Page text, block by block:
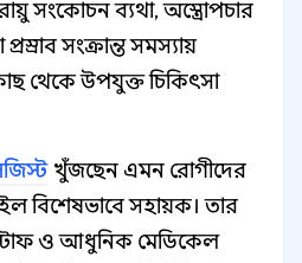
সংকোচন ব্যথা, অস্ত্রোপচার
সংক্রান্ত সমস্যায়
থেকে উপযুক্ত চিকিৎসা
খুঁজছেন এমন রোগীদের
বিশেষভাবে সহায়ক। তার
স্টাফ ও আধুনিক মেডিকেল